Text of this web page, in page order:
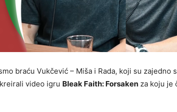
braću Vukčević – Miša i Rada, koji su zajedno
video igru Bleak Faith: Forsaken za koju je